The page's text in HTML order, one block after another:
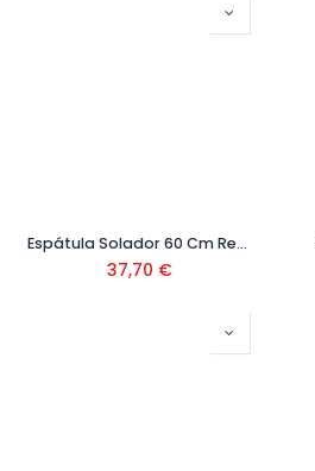
Espátula Solador 60 Cm Ref. 70905
37,70 €